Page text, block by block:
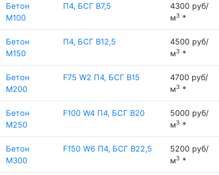
Бетон
М100
П4, БСГ В7,5
4300 руб/
м3 *
Бетон
М150
П4, БСГ В12,5
4500 руб/
м3 *
Бетон
М200
F75 W2 П4, БСГ В15
4700 руб/
м3 *
Бетон
М250
F100 W4 П4, БСГ В20
5000 руб/
м3 *
Бетон
М300
F150 W6 П4, БСГ В22,5
5200 руб/
м3 *